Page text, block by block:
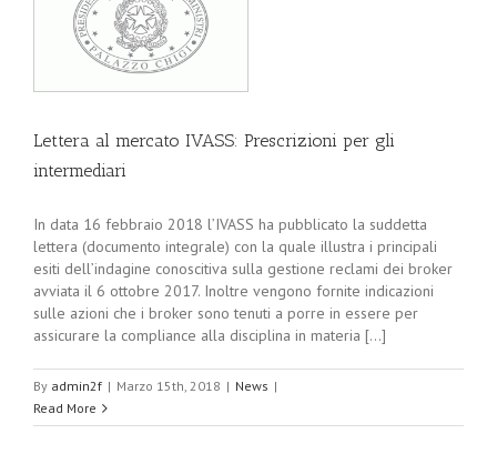
Lettera al mercato IVASS: Prescrizioni per gli
intermediari
In data 16 febbraio 2018 l’IVASS ha pubblicato la suddetta
lettera (documento integrale) con la quale illustra i principali
esiti dell’indagine conoscitiva sulla gestione reclami dei broker
avviata il 6 ottobre 2017. Inoltre vengono fornite indicazioni
sulle azioni che i broker sono tenuti a porre in essere per
assicurare la compliance alla disciplina in materia [...]
By admin2f | Marzo 15th, 2018 | News |
Read More